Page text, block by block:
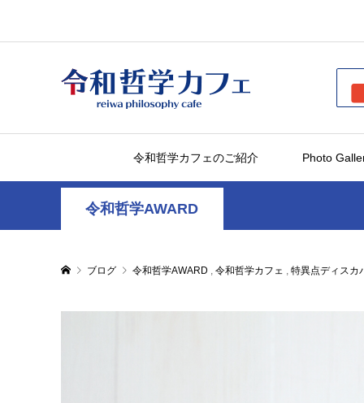
令和哲学カフェのご紹介 Photo
令和哲学AWARD
ブログ 令和哲学AWARD , 令和哲学カフェ , 特異点ディスカ